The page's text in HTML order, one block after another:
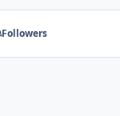
Followers